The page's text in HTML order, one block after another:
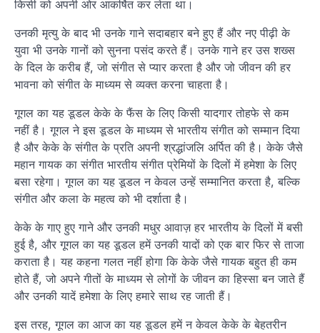
किसी को अपनी ओर आकर्षित कर लेता था।
उनकी मृत्यु के बाद भी उनके गाने सदाबहार बने हुए हैं और नए पीढ़ी के
युवा भी उनके गानों को सुनना पसंद करते हैं। उनके गाने हर उस शख्स
के दिल के करीब हैं, जो संगीत से प्यार करता है और जो जीवन की हर
भावना को संगीत के माध्यम से व्यक्त करना चाहता है।
गूगल का यह डूडल केके के फैंस के लिए किसी यादगार तोहफे से कम
नहीं है। गूगल ने इस डूडल के माध्यम से भारतीय संगीत को सम्मान दिया
है और केके के संगीत के प्रति अपनी श्रद्धांजलि अर्पित की है। केके जैसे
महान गायक का संगीत भारतीय संगीत प्रेमियों के दिलों में हमेशा के लिए
बसा रहेगा। गूगल का यह डूडल न केवल उन्हें सम्मानित करता है, बल्कि
संगीत और कला के महत्व को भी दर्शाता है।
केके के गाए हुए गाने और उनकी मधुर आवाज़ हर भारतीय के दिलों में बसी
हुई है, और गूगल का यह डूडल हमें उनकी यादों को एक बार फिर से ताजा
कराता है। यह कहना गलत नहीं होगा कि केके जैसे गायक बहुत ही कम
होते हैं, जो अपने गीतों के माध्यम से लोगों के जीवन का हिस्सा बन जाते हैं
और उनकी यादें हमेशा के लिए हमारे साथ रह जाती हैं।
इस तरह, गूगल का आज का यह डूडल हमें न केवल केके के बेहतरीन